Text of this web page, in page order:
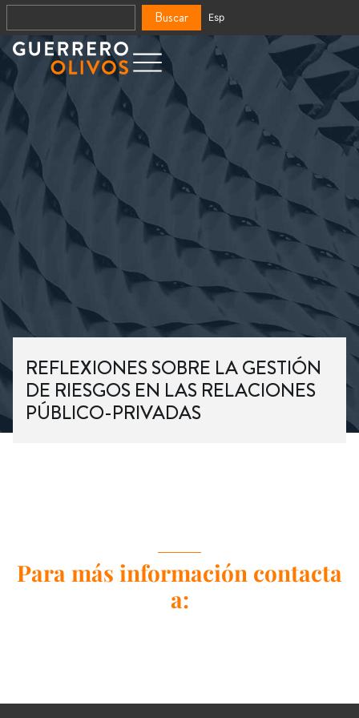
Buscar Esp
REFLEXIONES SOBRE LA GESTIÓN
DE RIESGOS EN LAS RELACIONES
PÚBLICO-PRIVADAS
Para más información contacta
a: